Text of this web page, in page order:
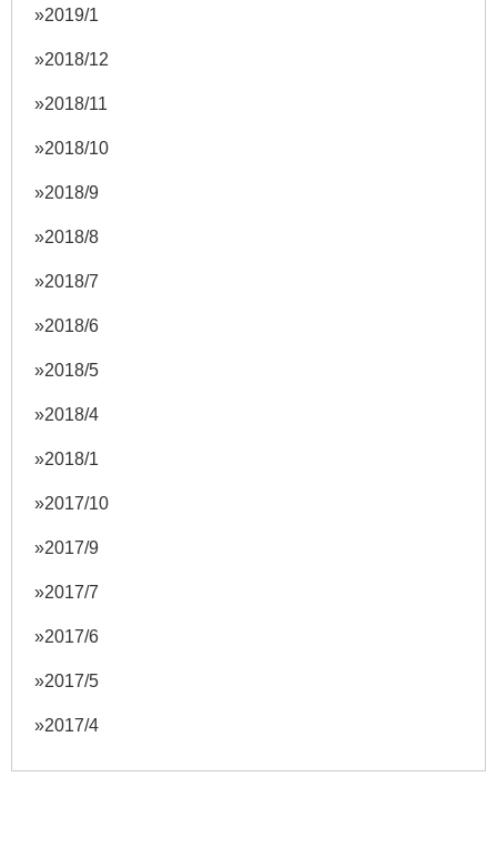
2019/1
2018/12
2018/11
2018/10
2018/9
2018/8
2018/7
2018/6
2018/5
2018/4
2018/1
2017/10
2017/9
2017/7
2017/6
2017/5
2017/4